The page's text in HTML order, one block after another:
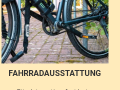
FAHRRADAUSSTATTUNG